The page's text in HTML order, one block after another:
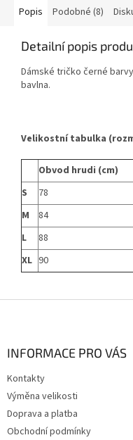
Popis Podobné (8)
Detailní popis
Dámské tričko černé barvy
bavlna.
Velikostní tabulka
Obvod hrudi (cm)
S
78
M
84
L
88
XL 90
INFORMACE PRO VÁS
Kontakty
Výměna velikosti
Doprava a platba
Obchodní podmínky